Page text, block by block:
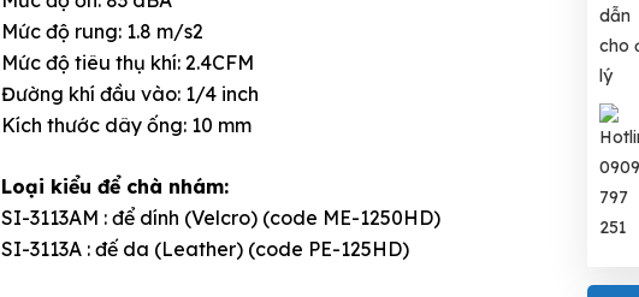
Mức độ rung: 1.8 m/s2
Mức độ tiêu thụ khí: 2.4CFM
Đường khí đầu vào: 1/4 inch
Kích thước dây ống: 10 mm
Loại kiểu để chà nhám:
SI-3113AM : để dính (Velcro) (code ME-1250HD)
SI-3113A : đế da (Leather) (code PE-125HD)